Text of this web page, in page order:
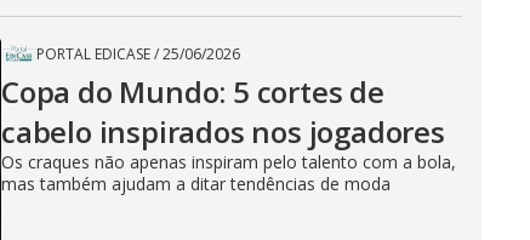
PORTAL EDICASE/25/06/2026
Copa do Mundo: 5 cortes de
cabelo inspirados nos jogadores
Os craques não apenas inspiram pelo talento com a bola,
mas também ajudam a ditar tendências de moda